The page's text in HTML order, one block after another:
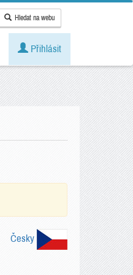
Hledat na webu
Přihlásit
Česky